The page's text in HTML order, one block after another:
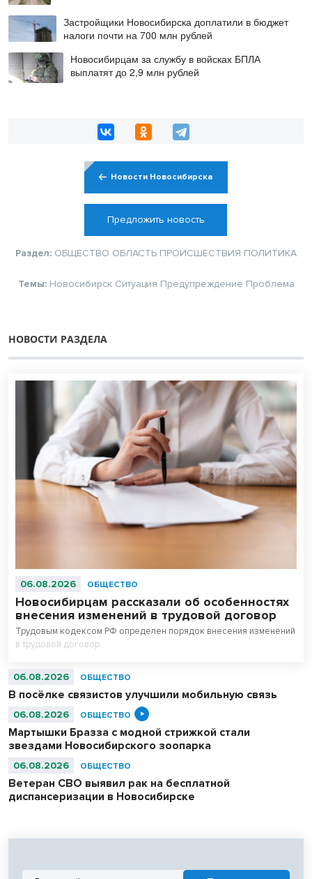
Застройщики Новосибирска доплатили в бюджет
налоги почти на 700 млн рублей
Новосибирцам за службу в войсках БПЛА
выплатят до 2,9 млн рублей
Новости Новосибирска
Предложить новость
Раздел: ОБЩЕСТВО ОБЛАСТЬ ПРОИСШЕСТВИЯ ПОЛИТИКА
Темы: Новосибирск Ситуация Предупреждение Проблема
НОВОСТИ РАЗДЕЛА
06.08.2026 ОБЩЕСТВО
Новосибирцам рассказали об особенностях
внесения изменений в трудовой договор
Трудовым кодексом РФ определен порядок внесения изменений
в трудовой договор.
06.08.2026 ОБЩЕСТВО
В посёлке связистов улучшили мобильную связь
06.08.2026 ОБЩЕСТВО
Мартышки Бразза с модной стрижкой стали
звездами Новосибирского зоопарка
06.08.2026 ОБЩЕСТВО
Ветеран СВО выявил рак на бесплатной
диспансеризации в Новосибирске